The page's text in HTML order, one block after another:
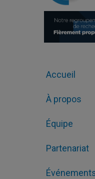
Accueil
À propos
Équipe
Partenariat